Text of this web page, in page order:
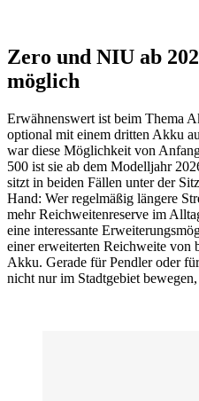
Zero und NIU ab
möglich
Erwähnenswert ist beim Thema
optional mit einem dritten Akku
war diese Möglichkeit von
500 ist sie ab dem Modelljahr
sitzt in beiden Fällen unter der
Hand: Wer regelmäßig längere
mehr Reichweitenreserve im
eine interessante
einer erweiterten Reichweite
Akku. Gerade für Pendler oder
nicht nur im Stadtgebiet